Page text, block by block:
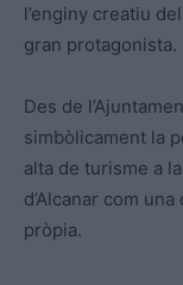
l’enginy creatiu
gran protagonista.
Des de
simbòlicament la
alta de turisme a
d’Alcanar com
pròpia.